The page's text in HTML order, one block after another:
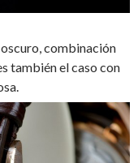
combinación
también el caso con